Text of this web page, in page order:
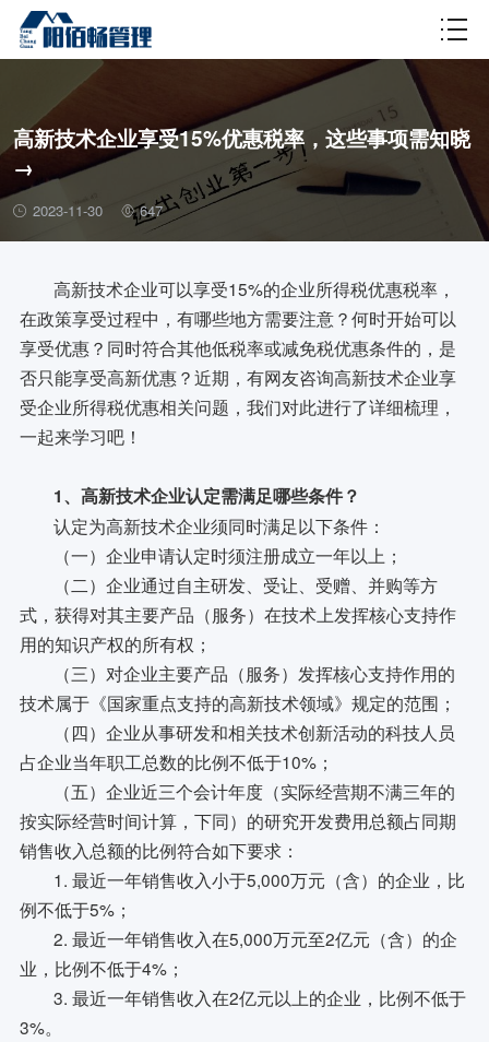
财税百科
高新技术企业享受15%优惠税率，这些事项需知晓
→
2023-11-30 647
高新技术企业可以享受15%的企业所得税优惠税率，
在政策享受过程中，有哪些地方需要注意？何时开始可以
享受优惠？同时符合其他低税率或减免税优惠条件的，是
否只能享受高新优惠？近期，有网友咨询高新技术企业享
受企业所得税优惠相关问题，我们对此进行了详细梳理，
一起来学习吧！
1、高新技术企业认定需满足哪些条件？
认定为高新技术企业须同时满足以下条件：
（一）企业申请认定时须注册成立一年以上；
（二）企业通过自主研发、受让、受赠、并购等方
式，获得对其主要产品（服务）在技术上发挥核心支持作
用的知识产权的所有权；
（三）对企业主要产品（服务）发挥核心支持作用的
技术属于《国家重点支持的高新技术领域》规定的范围；
（四）企业从事研发和相关技术创新活动的科技人员
占企业当年职工总数的比例不低于10%；
（五）企业近三个会计年度（实际经营期不满三年的
按实际经营时间计算，下同）的研究开发费用总额占同期
销售收入总额的比例符合如下要求：
1. 最近一年销售收入小于5,000万元（含）的企业，比
例不低于5%；
2. 最近一年销售收入在5,000万元至2亿元（含）的企
业，比例不低于4%；
3. 最近一年销售收入在2亿元以上的企业，比例不低于
3%。